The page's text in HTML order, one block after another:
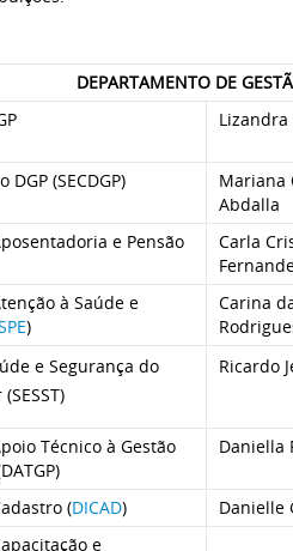
DEPARTAMENTO DE
Lizandra
(SECDGP)
Mariana
Abdalla
e Pensão
Carla
à Saúde e
)
Carina
e Segurança do
Ricardo
Técnico à Gestão
Daniella
(DICAD) Danielle
e